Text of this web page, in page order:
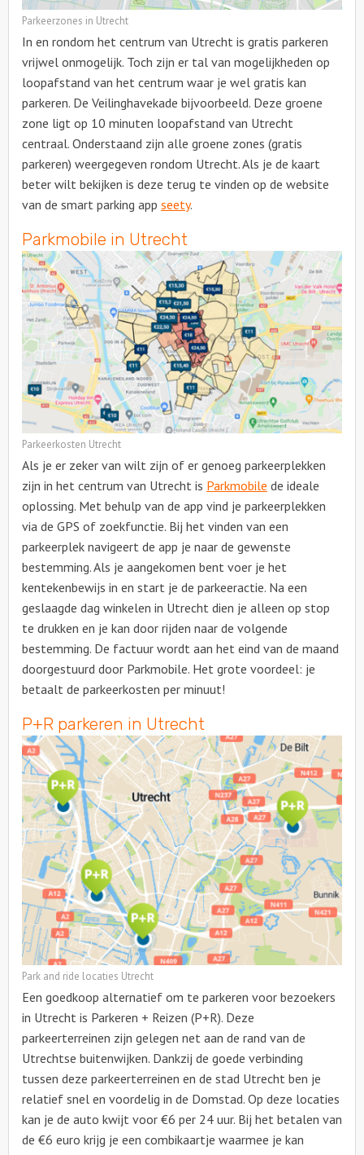
Parkeerzones in Utrecht
In en rondom het centrum van Utrecht is gratis parkeren
vrijwel onmogelijk. Toch zijn er tal van mogelijkheden op
loopafstand van het centrum waar je wel gratis kan
parkeren. De Veilinghavekade bijvoorbeeld. Deze groene
zone ligt op 10 minuten loopafstand van Utrecht
centraal. Onderstaand zijn alle groene zones (gratis
parkeren) weergegeven rondom Utrecht. Als je de kaart
beter wilt bekijken is deze terug te vinden op de website
van de smart parking app seety.
Parkmobile in Utrecht
Parkeerkosten Utrecht
Als je er zeker van wilt zijn of er genoeg parkeerplekken
zijn in het centrum van Utrecht is Parkmobile de ideale
oplossing. Met behulp van de app vind je parkeerplekken
via de GPS of zoekfunctie. Bij het vinden van een
parkeerplek navigeert de app je naar de gewenste
bestemming. Als je aangekomen bent voer je het
kentekenbewijs in en start je de parkeeractie. Na een
geslaagde dag winkelen in Utrecht dien je alleen op stop
te drukken en je kan door rijden naar de volgende
bestemming. De factuur wordt aan het eind van de maand
doorgestuurd door Parkmobile. Het grote voordeel: je
betaalt de parkeerkosten per minuut!
P+R parkeren in Utrecht
Park and ride locaties Utrecht
Een goedkoop alternatief om te parkeren voor bezoekers
in Utrecht is Parkeren + Reizen (P+R). Deze
parkeerterreinen zijn gelegen net aan de rand van de
Utrechtse buitenwijken. Dankzij de goede verbinding
tussen deze parkeerterreinen en de stad Utrecht ben je
relatief snel en voordelig in de Domstad. Op deze locaties
kan je de auto kwijt voor €6 per 24 uur. Bij het betalen van
de €6 euro krijg je een combikaartje waarmee je kan